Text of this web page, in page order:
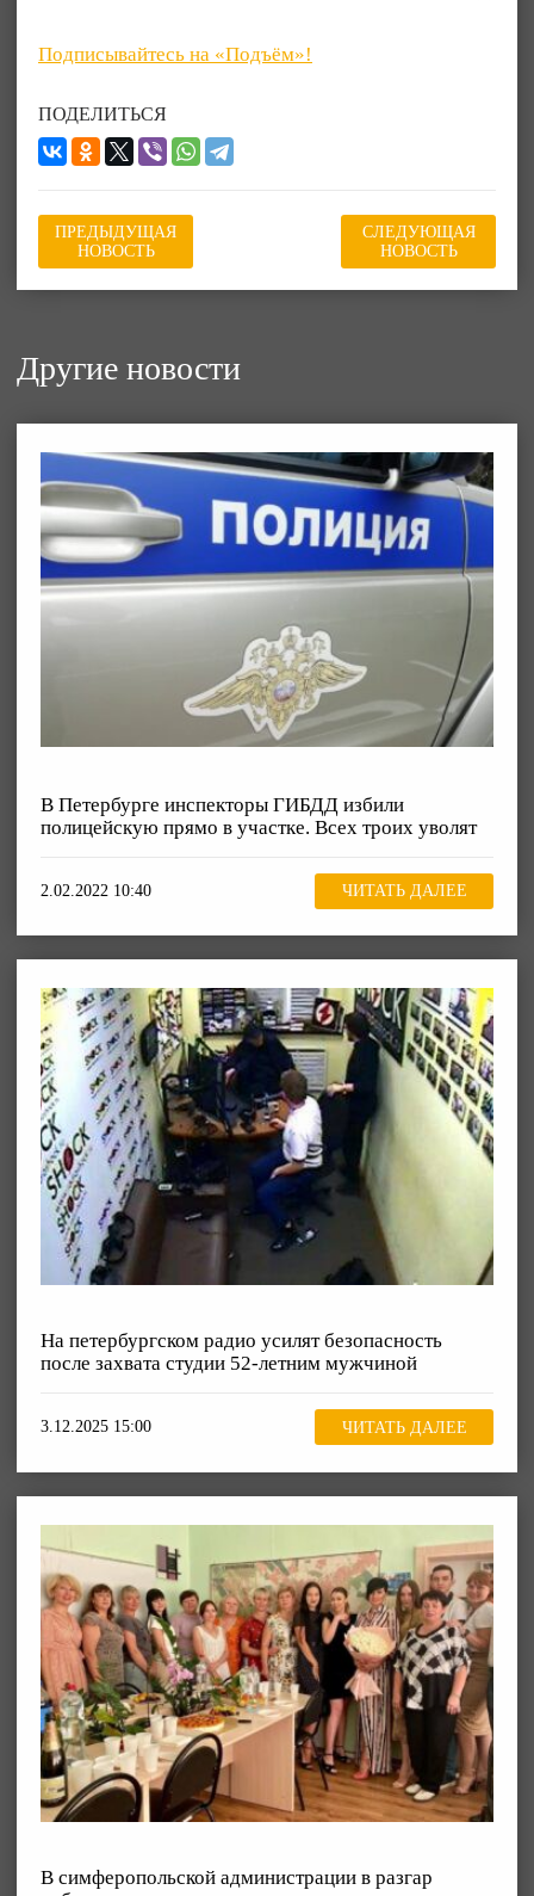
Подписывайтесь на «Подъём»!
ПОДЕЛИТЬСЯ
ПРЕДЫДУЩАЯ
НОВОСТЬ
СЛЕДУЮЩАЯ
НОВОСТЬ
Другие новости
В Петербурге инспекторы ГИБДД избили
полицейскую прямо в участке. Всех троих уволят
2.02.2022 10:40 ЧИТАТЬ ДАЛЕЕ
На петербургском радио усилят безопасность
после захвата студии 52-летним мужчиной
3.12.2025 15:00 ЧИТАТЬ ДАЛЕЕ
В симферопольской администрации в разгар